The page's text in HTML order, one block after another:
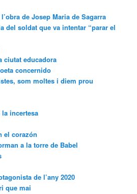
de Josep Maria de Sagarra
del soldat que va intentar “parar el
ciutat educadora
concernido
som moltes i diem prou
la incertesa
el corazón
a la torre de Babel
de l’any 2020
que mai